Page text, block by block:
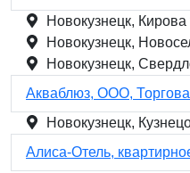
Новокузнецк, Кирова
Новокузнецк,
Новокузнецк,
Акваблюз, ООО,
Новокузнецк,
Алиса-Отель,